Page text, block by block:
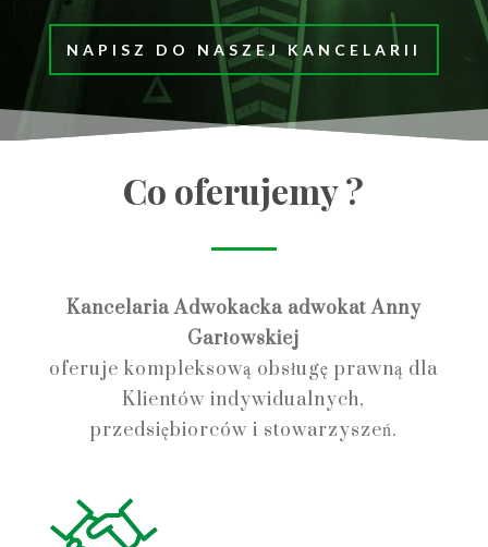
NAPISZ DO NASZEJ KANCELARII
Co oferujemy ?
Kancelaria Adwokacka adwokat Anny
Garłowskiej
oferuje kompleksową obsługę prawną dla
Klientów indywidualnych,
przedsiębiorców i stowarzyszeń.